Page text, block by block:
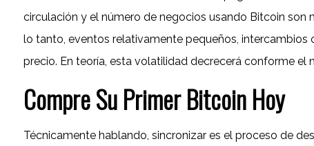
circulación y el número de negocios usando Bitcoin
lo tanto, eventos relativamente pequeños,
precio. En teoría, esta volatilidad decrecerá conforme
Compre Su Primer Bitcoin Hoy
Técnicamente hablando, sincronizar es el proceso de